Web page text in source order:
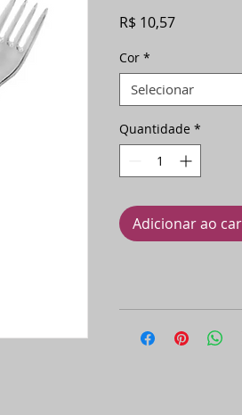
R$ 10,57Preço
Cor *
Selecionar
Quantidade *
Adicionar ao